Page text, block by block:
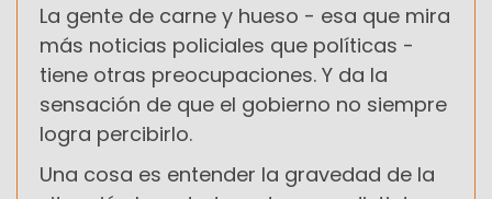
La gente de carne y hueso - esa que mira
más noticias policiales que políticas -
tiene otras preocupaciones. Y da la
sensación de que el gobierno no siempre
logra percibirlo.
Una cosa es entender la gravedad de la